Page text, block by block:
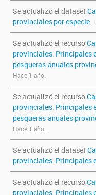
Se actualizó el dataset
provinciales por especie.
Se actualizó el recurso
provinciales. Principales
pesqueras anuales
Hace 1 año.
Se actualizó el recurso
provinciales. Principales
pesqueras anuales
Hace 1 año.
Se actualizó el dataset
provinciales. Principales
Se actualizó el recurso
provinciales. Principales